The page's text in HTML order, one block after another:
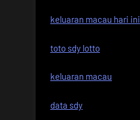
keluaran macau hari ini
toto sdy lotto
keluaran macau
data sdy